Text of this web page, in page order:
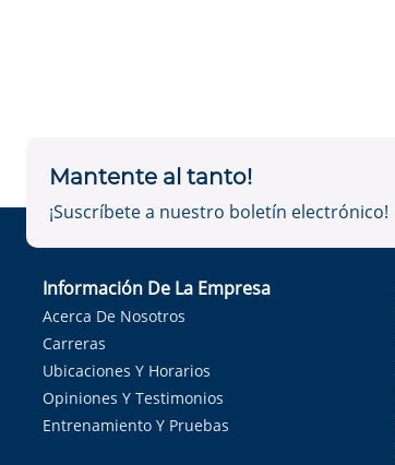
Mantente al tanto!
¡Suscríbete a nuestro boletín electrónico!
Información De La Empresa
Acerca De Nosotros
Carreras
Ubicaciones Y Horarios
Opiniones Y Testimonios
Entrenamiento Y Pruebas